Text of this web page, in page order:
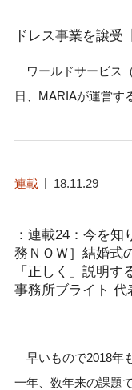
ドレス事業を譲受
ワールドサービス
日、MARIAが運営す
連載 18.11.29
：連載24：今を
務ＮＯＷ］結婚式
「正しく」説明
事務所ブライト
早いもので2018年
一年、数年来の課題